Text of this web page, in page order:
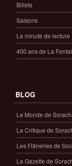
Billets
Saisons
La minute de lecture
400 ans de La
BLOG
Le Monde de
La Critique de
Les Flâneries de
La Gazette de